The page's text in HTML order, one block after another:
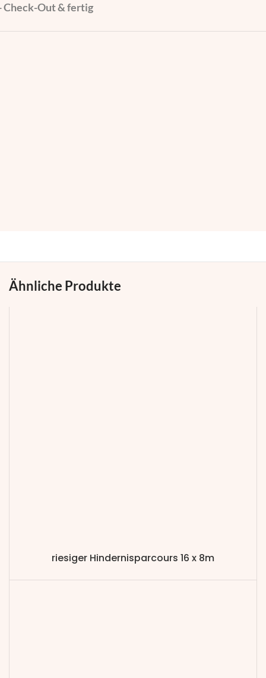
Check-Out & fertig
Ähnliche Produkte
riesiger Hindernisparcours 16 x 8m